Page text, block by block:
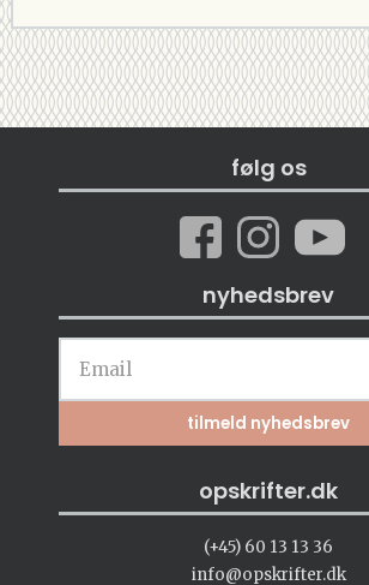
følg os
nyhedsbrev
opskrifter.dk
(+45) 60 13 13 36
info@opskrifter.dk